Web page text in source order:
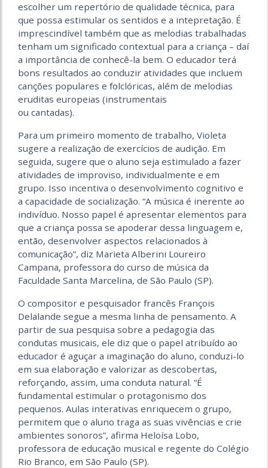
escolher um repertório de qualidade técnica, para
que possa estimular os sentidos e a intepretação. É
imprescindível também que as melodias trabalhadas
tenham um significado contextual para a criança – daí
a importância de conhecê-la bem. O educador terá
bons resultados ao conduzir atividades que incluem
canções populares e folclóricas, além de melodias
eruditas europeias (instrumentais
ou cantadas).
Para um primeiro momento de trabalho, Violeta
sugere a realização de exercícios de audição. Em
seguida, sugere que o aluno seja estimulado a fazer
atividades de improviso, individualmente e em
grupo. Isso incentiva o desenvolvimento cognitivo e
a capacidade de socialização. “A música é inerente ao
indivíduo. Nosso papel é apresentar elementos para
que a criança possa se apoderar dessa linguagem e,
então, desenvolver aspectos relacionados à
comunicação”, diz Marieta Alberini Loureiro
Campana, professora do curso de música da
Faculdade Santa Marcelina, de São Paulo (SP).
O compositor e pesquisador francês François
Delalande segue a mesma linha de pensamento. A
partir de sua pesquisa sobre a pedagogia das
condutas musicais, ele diz que o papel atribuído ao
educador é aguçar a imaginação do aluno, conduzi-lo
em sua elaboração e valorizar as descobertas,
reforçando, assim, uma conduta natural. “É
fundamental estimular o protagonismo dos
pequenos. Aulas interativas enriquecem o grupo,
permitem que o aluno traga as suas vivências e crie
ambientes sonoros”, afirma Heloísa Lobo,
professora de educação musical e regente do Colégio
Rio Branco, em São Paulo (SP).